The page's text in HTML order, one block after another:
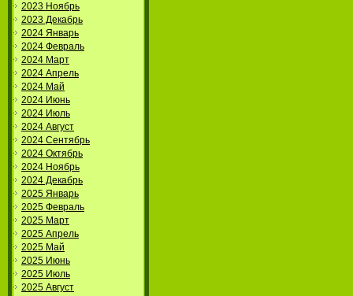
2023 Ноябрь
2023 Декабрь
2024 Январь
2024 Февраль
2024 Март
2024 Апрель
2024 Май
2024 Июнь
2024 Июль
2024 Август
2024 Сентябрь
2024 Октябрь
2024 Ноябрь
2024 Декабрь
2025 Январь
2025 Февраль
2025 Март
2025 Апрель
2025 Май
2025 Июнь
2025 Июль
2025 Август